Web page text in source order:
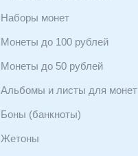
Наборы монет
Монеты до 100 рублей
Монеты до 50 рублей
Альбомы и листы для монет
Боны (банкноты)
Жетоны